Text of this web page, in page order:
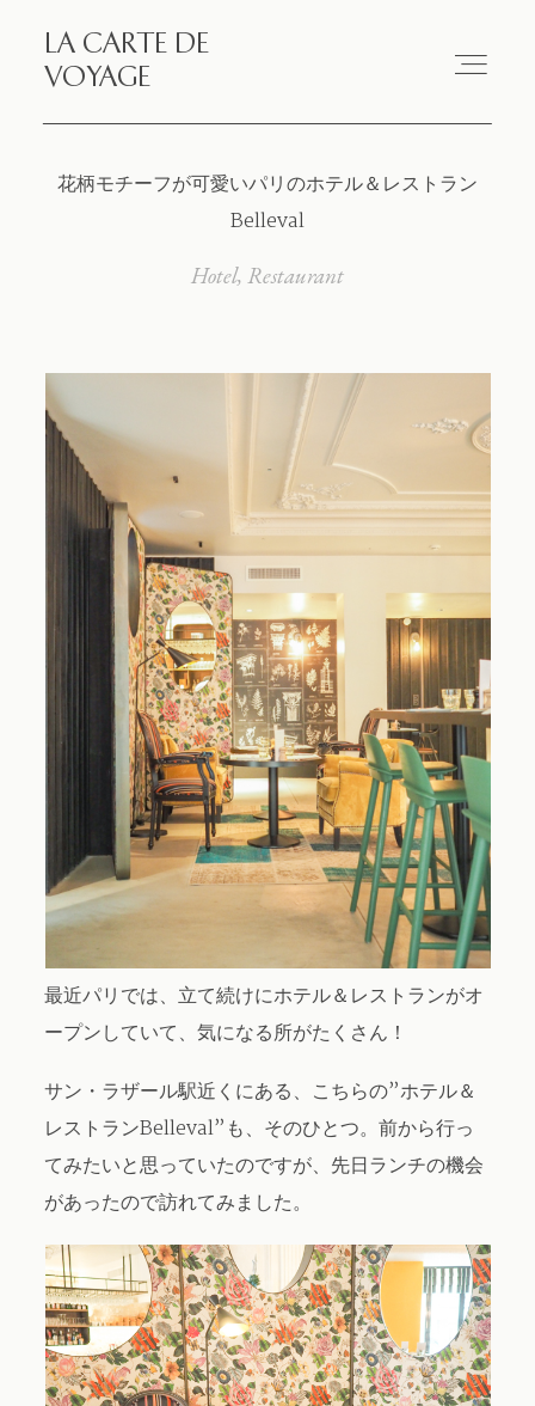
LA CARTE DE
VOYAGE
LA CARTE DE VOYAGE
Diary
Works
About / Contact
花柄モチーフが可愛いパリのホテル＆レストラン
Belleval
Hotel Restaurant
最近パリでは、立て続けにホテル＆レストランがオ
ープンしていて、気になる所がたくさん！
サン・ラザール駅近くにある、こちらの”ホテル＆
レストランBelleval”も、そのひとつ。前から行っ
てみたいと思っていたのですが、先日ランチの機会
があったので訪れてみました。